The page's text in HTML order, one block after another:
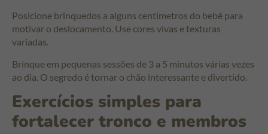
Posicione brinquedos a alguns centímetros do bebê para
motivar o deslocamento. Use cores vivas e texturas
variadas.
Brinque em pequenas sessões de 3 a 5 minutos várias vezes
ao dia. O segredo é tornar o chão interessante e divertido.
Exercícios simples para
fortalecer tronco e membros